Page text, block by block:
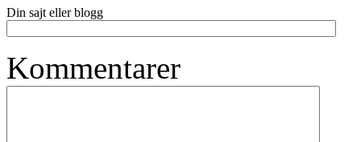
Din sajt eller blogg
Kommentarer